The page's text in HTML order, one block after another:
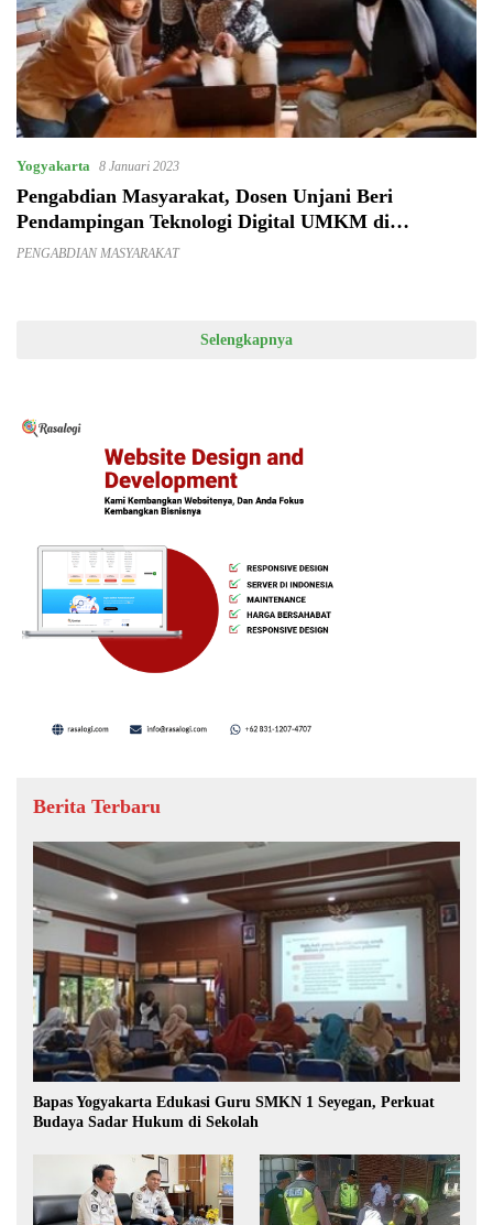
Yogyakarta 8 Januari 2023
Pengabdian Masyarakat, Dosen Unjani Beri
Pendampingan Teknologi Digital UMKM di
Purworejo
PENGABDIAN MASYARAKAT
Selengkapnya
Berita Terbaru
Bapas Yogyakarta Edukasi Guru SMKN 1 Seyegan, Perkuat
Budaya Sadar Hukum di Sekolah